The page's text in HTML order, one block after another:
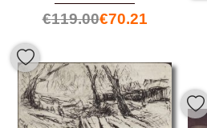
€119.00€70.21